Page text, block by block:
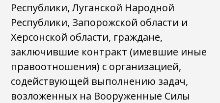
Республики, Луганской Народной
Республики, Запорожской области и
Херсонской области, граждане,
заключившие контракт (имевшие иные
правоотношения) с организацией,
содействующей выполнению задач,
возложенных на Вооруженные Силы